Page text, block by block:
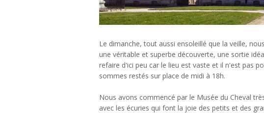
Le dimanche, tout aussi ensoleillé que la veille,
une véritable et superbe découverte, une sortie
refaire d'ici peu car le lieu est vaste et il n'est pas
sommes restés sur place de midi à 18h.
Nous avons commencé par le Musée du Cheval
avec les écuries qui font la joie des petits et des